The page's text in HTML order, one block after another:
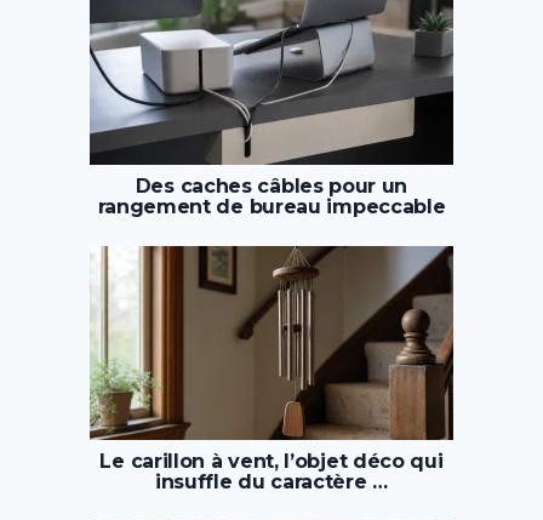
Des caches câbles pour un
rangement de bureau impeccable
Le carillon à vent, l’objet déco qui
insuffle du caractère …